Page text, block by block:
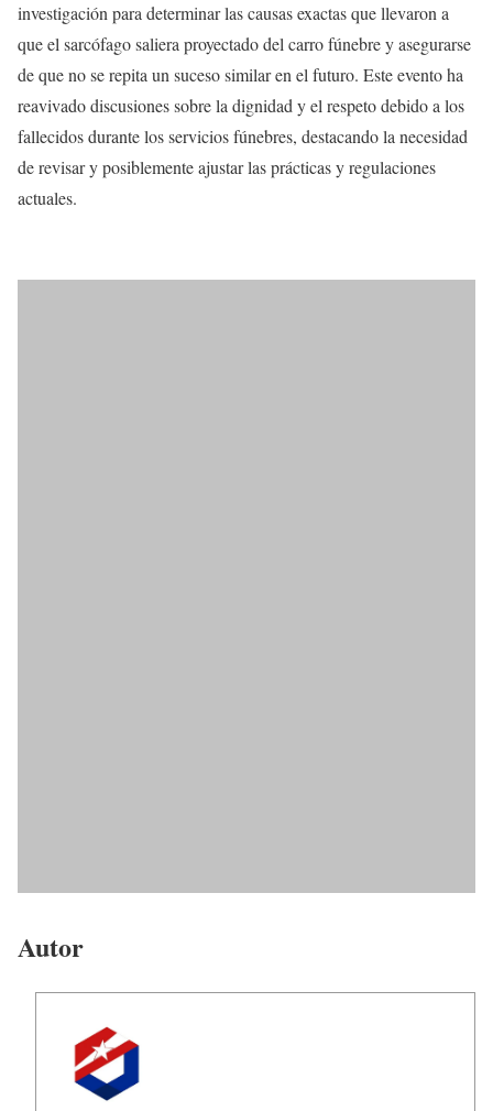
investigación para determinar las causas exactas que llevaron a
que el sarcófago saliera proyectado del carro fúnebre y asegurarse
de que no se repita un suceso similar en el futuro. Este evento ha
reavivado discusiones sobre la dignidad y el respeto debido a los
fallecidos durante los servicios fúnebres, destacando la necesidad
de revisar y posiblemente ajustar las prácticas y regulaciones
actuales.
Autor